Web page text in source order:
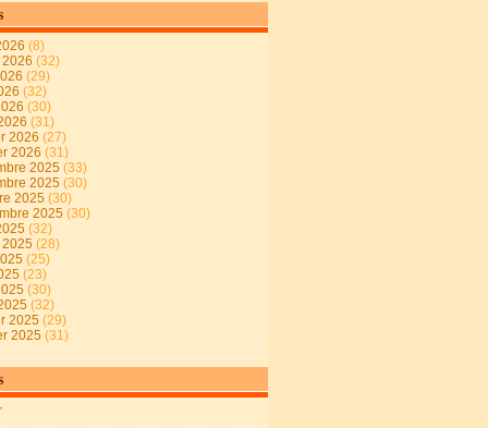
(8)
(32)
(29)
(32)
(30)
(31)
2026 (27)
2026 (31)
2025 (33)
2025 (30)
2025 (30)
2025 (30)
(32)
(28)
(25)
(23)
(30)
(32)
2025 (29)
2025 (31)